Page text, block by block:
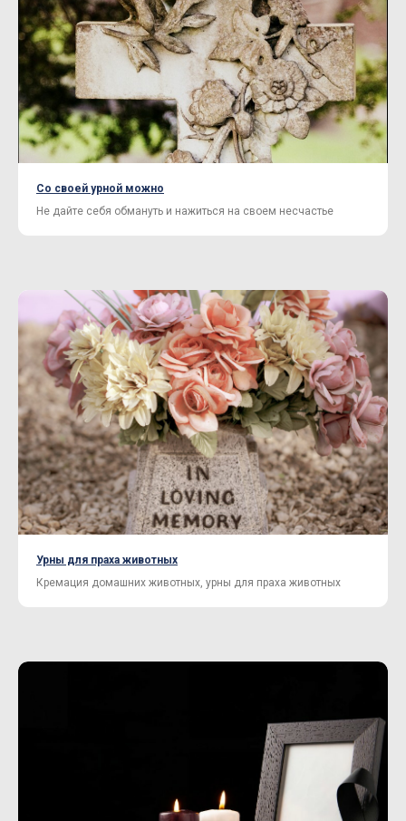
Со своей урной можно
Не дайте себя обмануть и нажиться на своем несчастье
Урны для праха животных
Кремация домашних животных, урны для праха животных
Нужна помощь с выбором?
Поможем с выбором и организуем
доставку по нужному адресу.